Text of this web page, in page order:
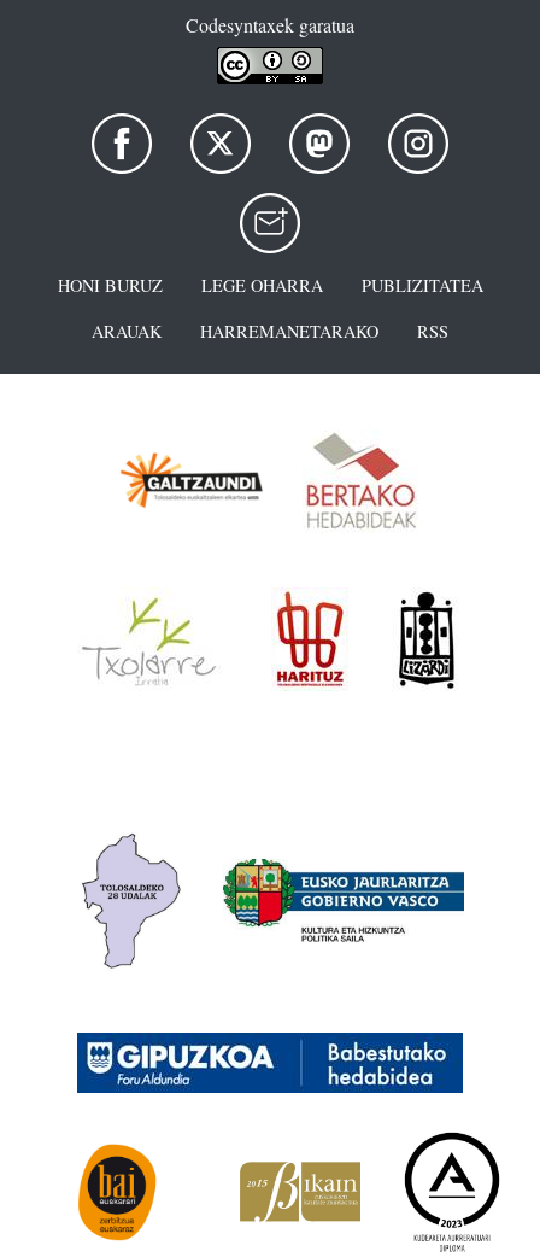
Codesyntaxek garatua
HONI BURUZ LEGE OHARRA
PUBLIZITATEA
ARAUAK
HARREMANETARAKO RSS